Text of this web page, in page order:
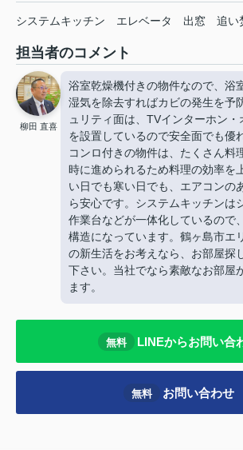
システムキッチン エレベータ 出窓 追い
担当者のコメント
柳田 直喜
浴室乾燥機付きの物件なので、浴
湿気を除去すればカビの発生を予
ュリティ面は、TVインターホン
を設置しているので安全面でも優
コンロ付きの物件は、たくさん料
時に進められるため料理の効率を
い日でも寒い日でも、エアコンの
ら安心です。システムキッチンは
作業台などが一体化しているので
構造になっています。鶴ヶ島市エ
の新生活をお考えなら、お部屋探
下さい。当社でなら素敵なお部屋
ます。
無料 LINEからお問い合
無料 お問い合わせ